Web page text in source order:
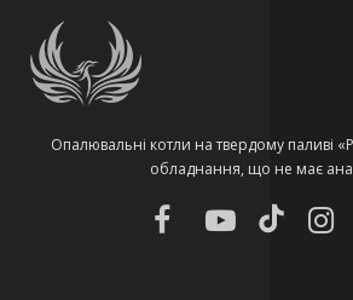
Опалювальні котли на твердому паливі
обладнання, що не має